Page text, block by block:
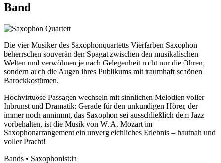
Band
Die vier Musiker des Saxophonquartetts Vierfarben Saxophon
beherrschen souverän den Spagat zwischen den musikalischen
Welten und verwöhnen je nach Gelegenheit nicht nur die Ohren,
sondern auch die Augen ihres Publikums mit traumhaft schönen
Barockkostümen.
Hochvirtuose Passagen wechseln mit sinnlichen Melodien voller
Inbrunst und Dramatik: Gerade für den unkundigen Hörer, der
immer noch annimmt, das Saxophon sei ausschließlich dem Jazz
vorbehalten, ist die Musik von W. A. Mozart im
Saxophonarrangement ein unvergleichliches Erlebnis – hautnah und
voller Pracht!
Bands • Saxophonist:in